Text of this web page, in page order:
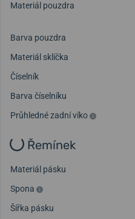
Materiál pouzdra
Barva pouzdra
Materiál sklíčka
Číselník
Barva číselníku
Průhledné zadní víko
Řemínek
Materiál pásku
Spona
Šířka pásku